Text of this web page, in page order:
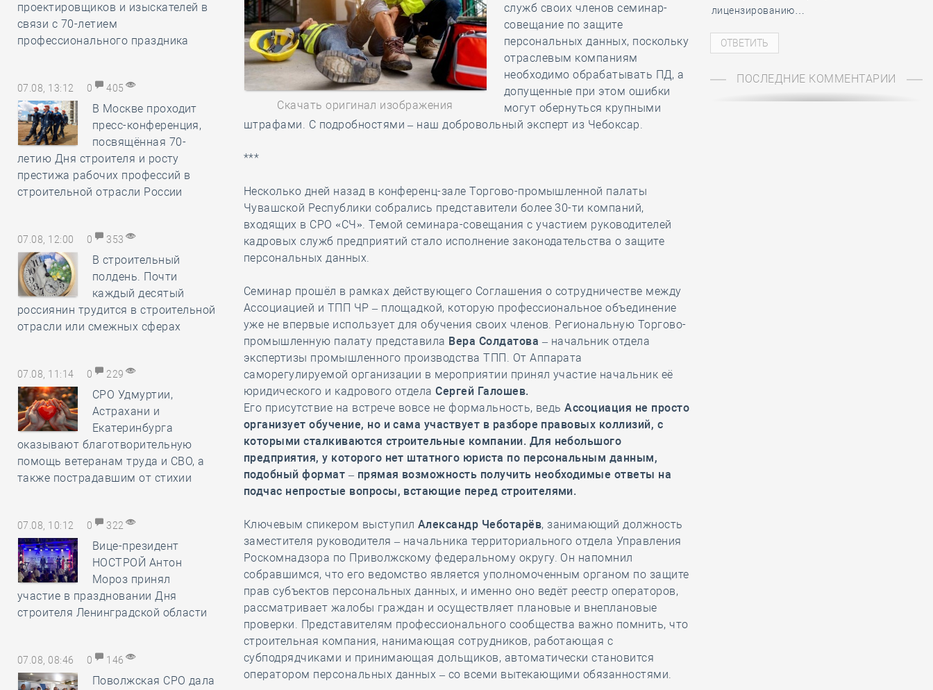
проектировщиков и изыскателей в
связи с 70-летием
профессионального праздника
07.08, 13:12 0 405
В Москве проходит
пресс-конференция,
посвящённая 70-
летию Дня строителя и росту
престижа рабочих профессий в
строительной отрасли России
07.08, 12:00 0 353
В строительный
полдень. Почти
каждый десятый
россиянин трудится в строительной
отрасли или смежных сферах
07.08, 11:14 0 229
СРО Удмуртии,
Астрахани и
Екатеринбурга
оказывают благотворительную
помощь ветеранам труда и СВО, а
также пострадавшим от стихии
07.08, 10:12 0 322
Вице-президент
НОСТРОЙ Антон
Мороз принял
участие в праздновании Дня
строителя Ленинградской области
07.08, 08:46 0 146
Поволжская СРО дала
Скачать оригинал изображения
служб своих членов семинар-
совещание по защите
персональных данных, поскольку
отраслевым компаниям
необходимо обрабатывать ПД, а
допущенные при этом ошибки
могут обернуться крупными
штрафами. С подробностями – наш добровольный эксперт из Чебоксар.
***
Несколько дней назад в конференц-зале Торгово-промышленной палаты
Чувашской Республики собрались представители более 30-ти компаний,
входящих в СРО «СЧ». Темой семинара-совещания с участием руководителей
кадровых служб предприятий стало исполнение законодательства о защите
персональных данных.
Семинар прошёл в рамках действующего Соглашения о сотрудничестве между
Ассоциацией и ТПП ЧР – площадкой, которую профессиональное объединение
уже не впервые использует для обучения своих членов. Региональную Торгово-
промышленную палату представила Вера Солдатова – начальник отдела
экспертизы промышленного производства ТПП. От Аппарата
саморегулируемой организации в мероприятии принял участие начальник её
юридического и кадрового отделаСергей Галошев.
Его присутствие на встрече вовсе не формальность, ведьАссоциация не просто
организует обучение, но и сама участвует в разборе правовых коллизий, с
которыми сталкиваются строительные компании. Для небольшого
предприятия, у которого нет штатного юриста по персональным данным,
подобный формат – прямая возможность получить необходимые ответы на
подчас непростые вопросы, встающие перед строителями.
Ключевым спикером выступил Александр Чеботарёв, занимающий должность
заместителя руководителя – начальника территориального отдела Управления
Роскомнадзора по Приволжскому федеральному округу. Он напомнил
собравшимся, что его ведомство является уполномоченным органом по защите
прав субъектов персональных данных, и именно оно ведёт реестр операторов,
рассматривает жалобы граждан и осуществляет плановые и внеплановые
проверки. Представителям профессионального сообщества важно помнить, что
строительная компания, нанимающая сотрудников, работающая с
субподрядчиками и принимающая дольщиков, автоматически становится
оператором персональных данных – со всеми вытекающими обязанностями.
лицензированию…
ПОСЛЕДНИЕ КОММЕНТАРИИ